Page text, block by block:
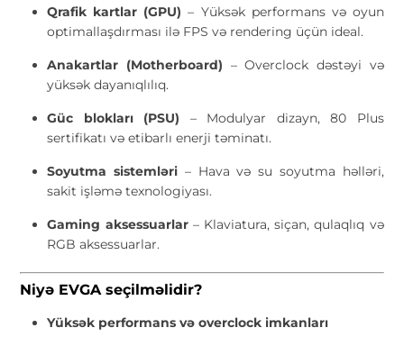
Qrafik kartlar (GPU) – Yüksək performans və oyun
optimallaşdırması ilə FPS və rendering üçün ideal.
Anakartlar (Motherboard) – Overclock dəstəyi və
yüksək dayanıqlılıq.
Güc blokları (PSU) – Modulyar dizayn, 80 Plus
sertifikatı və etibarlı enerji təminatı.
Soyutma sistemləri – Hava və su soyutma həlləri,
sakit işləmə texnologiyası.
Gaming aksessuarlar– Klaviatura, siçan, qulaqlıq və
RGB aksessuarlar.
Niyə EVGA seçilməlidir?
Yüksək performans və overclock imkanları